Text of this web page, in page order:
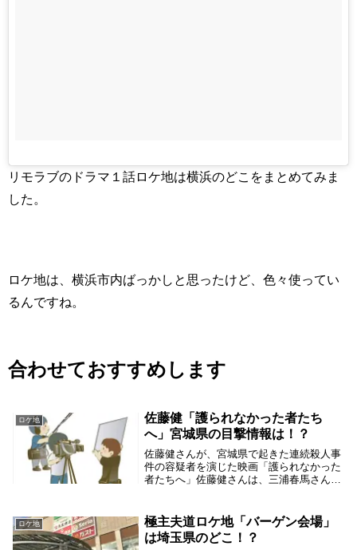
リモラブのドラマ１話ロケ地は横浜のどこをまとめてみま
した。
ロケ地は、横浜市内ばっかしと思ったけど、色々使ってい
るんですね。
合わせておすすめします
ロケ地
佐藤健「護られなかった者たち
へ」宮城県の目撃情報は！？
佐藤健さんが、宮城県で起きた連続殺人事
件の容疑者を演じた映画「護られなかった
者たちへ」佐藤健さんは、三浦春馬さんが
と、映画「護られなかった者たちへ」のロ
ケ地は宮城県と...
ロケ地
極主夫道ロケ地「バーゲン会場」
は埼玉県のどこ！？